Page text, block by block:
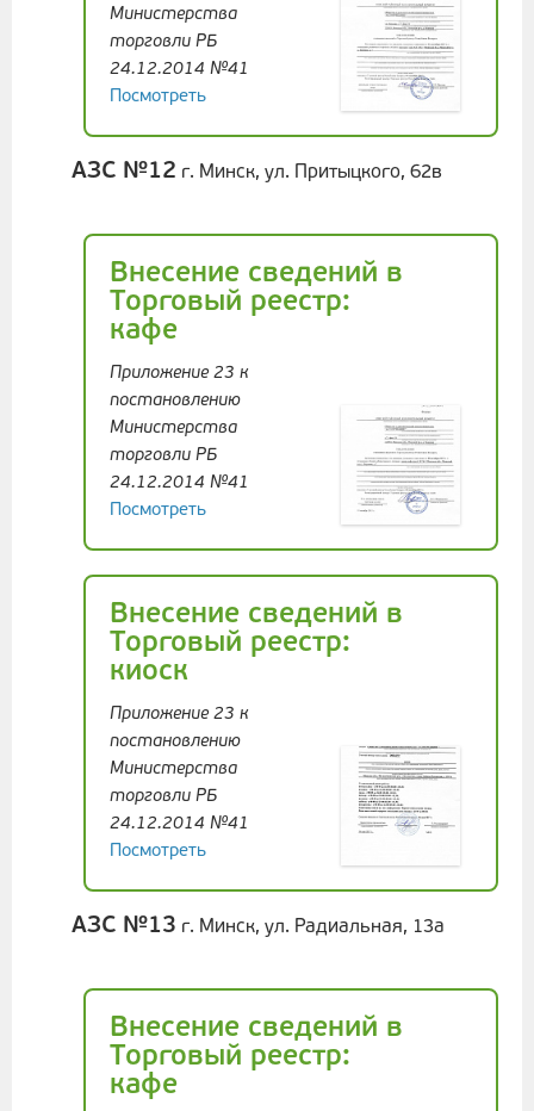
Министерства
торговли РБ
24.12.2014 №41
Посмотреть
АЗС №12 г. Минск, ул. Притыцкого, 62в
Внесение сведений в
Торговый реестр:
кафе
Приложение 23 к
постановлению
Министерства
торговли РБ
24.12.2014 №41
Посмотреть
Внесение сведений в
Торговый реестр:
киоск
Приложение 23 к
постановлению
Министерства
торговли РБ
24.12.2014 №41
Посмотреть
АЗС №13 г. Минск, ул. Радиальная, 13а
Внесение сведений в
Торговый реестр:
кафе